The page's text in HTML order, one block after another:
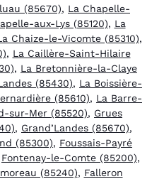
(85670), La Chapelle-
aux-Lys (85120), La
Chaize-le-Vicomte (85310),
, La Caillère-Saint-Hilaire
, La Bretonnière-la-Claye
(85430), La Boissière-
(85610), La Barre-
sur-Mer (85520), Grues
, Grand’Landes (85670),
(85300), Foussais-Payré
Fontenay-le-Comte (85200),
(85240), Falleron